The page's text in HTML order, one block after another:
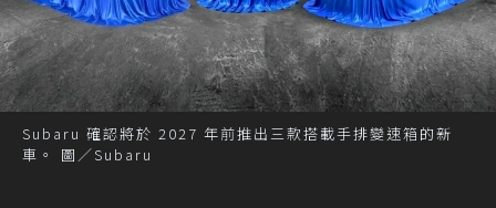
Subaru 確認將於 2027 年前推出三款搭載手排變速箱的新
車。 圖／Subaru